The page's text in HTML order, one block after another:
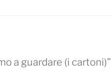
a guardare (i cartoni)”